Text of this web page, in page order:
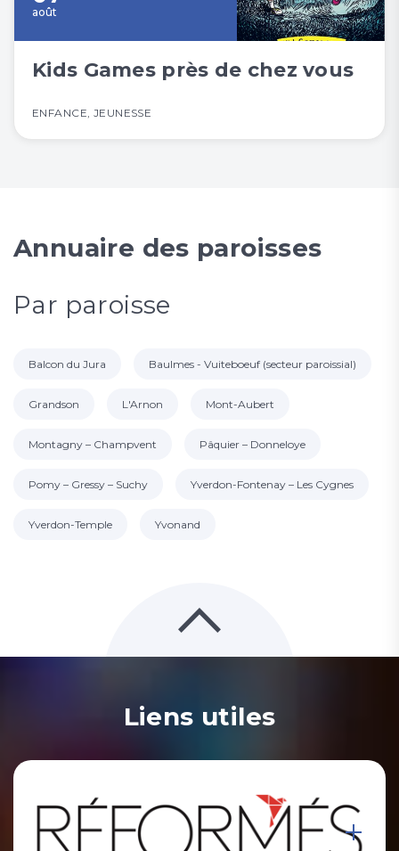
août
Kids Games près de chez vous
ENFANCE JEUNESSE
Annuaire des paroisses
Par paroisse
Balcon du Jura Baulmes - Vuiteboeuf (secteur paroissial)
Grandson L'Arnon Mont-Aubert
Montagny – Champvent Pâquier – Donneloye
Pomy – Gressy – Suchy Yverdon-Fontenay – Les Cygnes
Yverdon-Temple Yvonand
Liens utiles